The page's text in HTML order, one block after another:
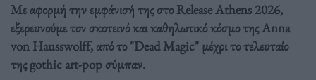
Με αφορμή την εμφάνισή της στο Release Athens 2026,
εξερευνούμε τον σκοτεινό και καθηλωτικό κόσμο της Anna
von Hausswolff, από το "Dead Magic" μέχρι το τελευταίο
της gothic art-pop σύμπαν.